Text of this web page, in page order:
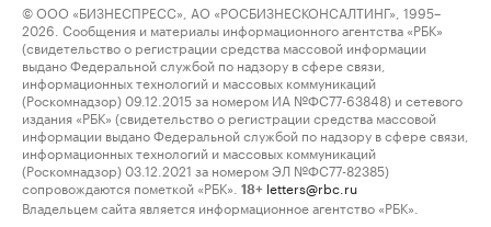
© ООО «БИЗНЕСПРЕСС», АО «РОСБИЗНЕСКОНСАЛТИНГ», 1995–
2026. Сообщения и материалы информационного агентства «РБК»
(свидетельство о регистрации средства массовой информации
выдано Федеральной службой по надзору в сфере связи,
информационных технологий и массовых коммуникаций
(Роскомнадзор) 09.12.2015 за номером ИА №ФС77-63848) и сетевого
издания «РБК» (свидетельство о регистрации средства массовой
информации выдано Федеральной службой по надзору в сфере связи,
информационных технологий и массовых коммуникаций
(Роскомнадзор) 03.12.2021 за номером ЭЛ №ФС77-82385)
сопровождаются пометкой «РБК».
18+ letters@rbc.ru
Владельцем сайта является информационное агентство «РБК».